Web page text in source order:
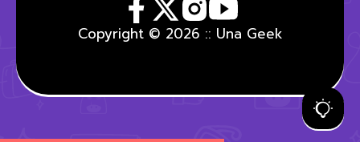
Copyright © 2026 :: Una Geek